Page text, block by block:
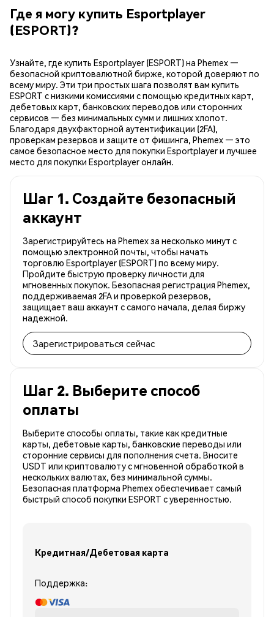
Где я могу купить Esportplayer
(ESPORT)?
Узнайте, где купить Esportplayer (ESPORT) на Phemex —
безопасной криптовалютной бирже, которой доверяют по
всему миру. Эти три простых шага позволят вам купить
ESPORT с низкими комиссиями с помощью кредитных карт,
дебетовых карт, банковских переводов или сторонних
сервисов — без минимальных сумм и лишних хлопот.
Благодаря двухфакторной аутентификации (2FA),
проверкам резервов и защите от фишинга, Phemex — это
самое безопасное место для покупки Esportplayer и лучшее
место для покупки Esportplayer онлайн.
Шаг 1. Создайте безопасный
аккаунт
Зарегистрируйтесь на Phemex за несколько минут с
помощью электронной почты, чтобы начать
торговлю Esportplayer (ESPORT) по всему миру.
Пройдите быструю проверку личности для
мгновенных покупок. Безопасная регистрация Phemex,
поддерживаемая 2FA и проверкой резервов,
защищает ваш аккаунт с самого начала, делая биржу
надежной.
Зарегистрироваться сейчас
Шаг 2. Выберите способ
оплаты
Выберите способы оплаты, такие как кредитные
карты, дебетовые карты, банковские переводы или
сторонние сервисы для пополнения счета. Вносите
USDT или криптовалюту с мгновенной обработкой в
нескольких валютах, без минимальной суммы.
Безопасная платформа Phemex обеспечивает самый
быстрый способ покупки ESPORT с уверенностью.
Кредитная/Дебетовая карта
Поддержка: